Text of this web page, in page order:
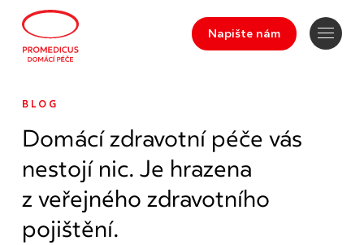
Napište nám
BLOG
Domácí zdravotní péče vás
nestojí nic. Je hrazena
z veřejného zdravotního
pojištění.